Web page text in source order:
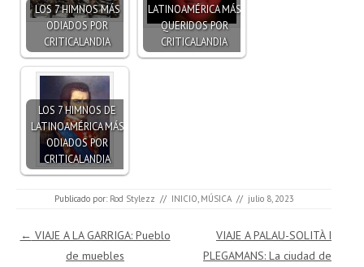
LOS 7 HIMNOS MÁS
ODIADOS POR
CRITICALANDIA
LATINOAMÉRICA MÁS
QUERIDOS POR
CRITICALANDIA
LOS 7 HIMNOS DE
LATINOAMÉRICA MÁS
ODIADOS POR
CRITICALANDIA
Publicado por: Rod Stylezz // INICIO MÚSICA // julio 8, 2023
Navegación de entradas
← VIAJE A LA GARRIGA: Pueblo
de muebles
VIAJE A PALAU-SOLITÀ I
PLEGAMANS: La ciudad de